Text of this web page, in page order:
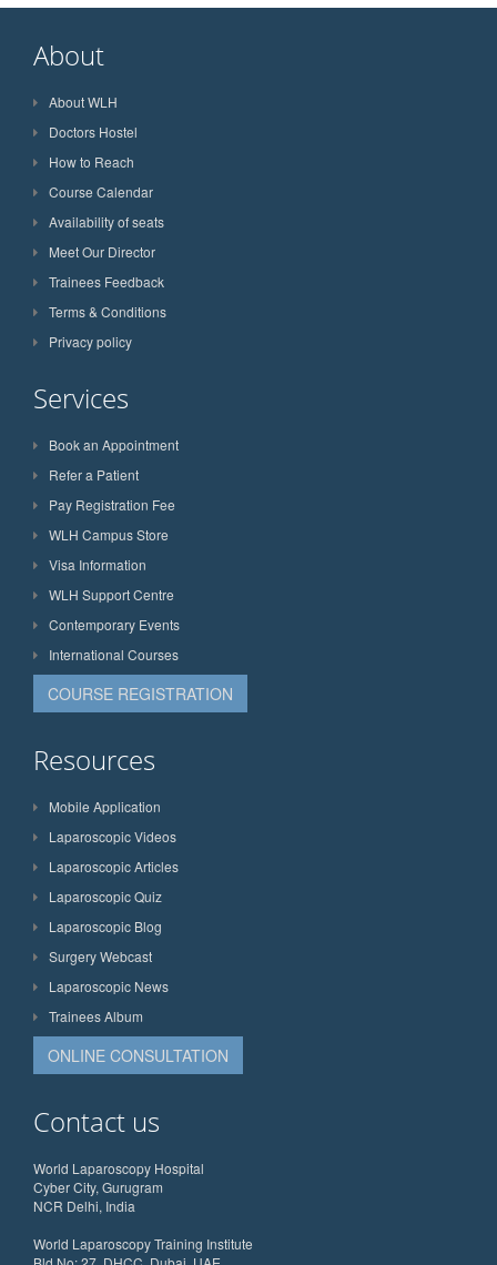
About
About WLH
Doctors Hostel
How to Reach
Course Calendar
Availability of seats
Meet Our Director
Trainees Feedback
Terms & Conditions
Privacy policy
Services
Book an Appointment
Refer a Patient
Pay Registration Fee
WLH Campus Store
Visa Information
WLH Support Centre
Contemporary Events
International Courses
COURSE REGISTRATION
Resources
Mobile Application
Laparoscopic Videos
Laparoscopic Articles
Laparoscopic Quiz
Laparoscopic Blog
Surgery Webcast
Laparoscopic News
Trainees Album
ONLINE CONSULTATION
Contact us
World Laparoscopy Hospital
Cyber City, Gurugram
NCR Delhi, India
World Laparoscopy Training Institute